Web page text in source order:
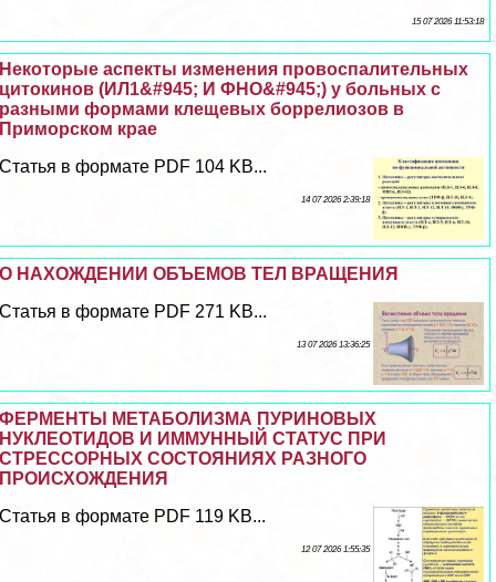
15 07 2026 11:53:18
Некоторые аспекты изменения провоспалительных
цитокинов (ИЛ1&#945; И ФНО&#945;) у больных с
разными формами клещевых боррелиозов в
Приморском крае
Статья в формате PDF 104 KB...
14 07 2026 2:39:18
О НАХОЖДЕНИИ ОБЪЕМОВ ТЕЛ ВРАЩЕНИЯ
Статья в формате PDF 271 KB...
13 07 2026 13:36:25
ФЕРМЕНТЫ МЕТАБОЛИЗМА ПУРИНОВЫХ
НУКЛЕОТИДОВ И ИММУННЫЙ СТАТУС ПРИ
СТРЕССОРНЫХ СОСТОЯНИЯХ РАЗНОГО
ПРОИСХОЖДЕНИЯ
Статья в формате PDF 119 KB...
12 07 2026 1:55:35